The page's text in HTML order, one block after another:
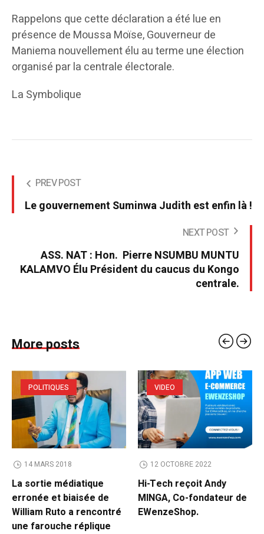
Rappelons que cette déclaration a été lue en
présence de Moussa Moïse, Gouverneur de
Maniema nouvellement élu au terme une élection
organisé par la centrale électorale.
La Symbolique
PREV POST
Le gouvernement Suminwa Judith est enfin là !
NEXT POST
ASS. NAT : Hon. Pierre NSUMBU MUNTU
KALAMVO Élu Président du caucus du Kongo
centrale.
More posts
POLITIQUES
14 MARS 2018
La sortie médiatique
erronée et biaisée de
William Ruto a rencontré
une farouche réplique
VIDEO
12 OCTOBRE 2022
Hi-Tech reçoit Andy
MINGA, Co-fondateur de
EWenzeShop.